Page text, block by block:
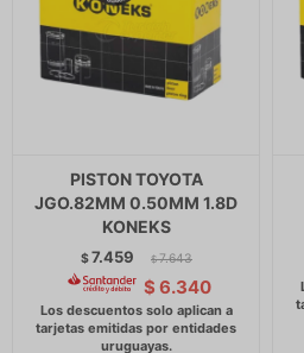
PISTON TOYOTA
JGO.82MM 0.50MM 1.8D
KONEKS
$7.459 $ 7.643
$ 6.340